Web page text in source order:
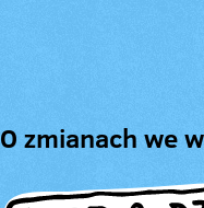
O zmianach we